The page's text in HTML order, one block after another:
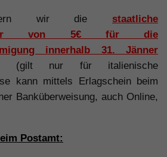
wir die staatliche
von 5€ für die
innerhalb 31. Jänner
(gilt nur für italienische
kann mittels Erlagschein beim
Banküberweisung, auch Online,
Postamt: